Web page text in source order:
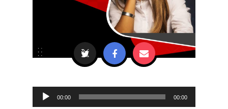
Audio
Player
00:00 00:00